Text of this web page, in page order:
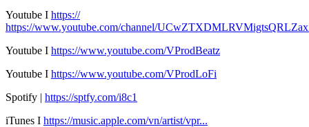
Youtube I https://
https://www.youtube.com/channel/
Youtube I https://www.youtube.com/VProdBeatz
Youtube I https://www.youtube.com/VProdLoFi
Spotify | https://sptfy.com/i8c1
iTunes I https://music.apple.com/vn/artist/vpr...